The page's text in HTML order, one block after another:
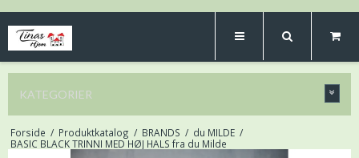
KATEGORIER
Forside / Produktkatalog / BRANDS / du MILDE /
BASIC BLACK TRINNI MED HØJ HALS fra du Milde